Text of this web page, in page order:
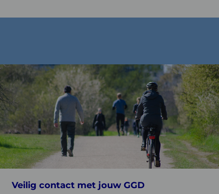
Veilig contact met jouw GGD
Lees
meer
over
Veilig
contact
met
jouw
GGD